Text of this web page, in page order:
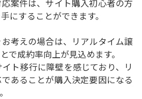
案件は、サイト購入初心者の方
にすることができます。
考えの場合は、リアルタイム譲
で成約率向上が見込めます。
ト移行に障壁を感じており、リ
あることが購入決定要因になる